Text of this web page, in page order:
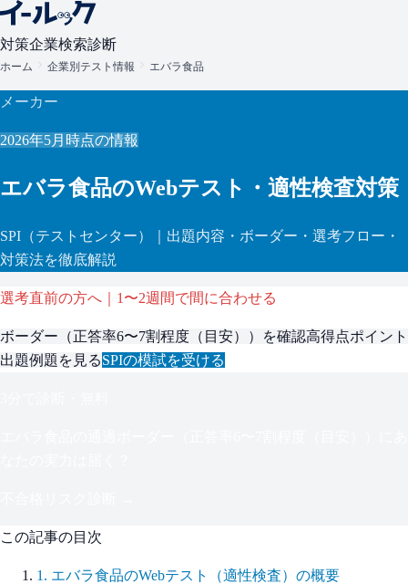
対策企業検索診断
ホーム 企業別テスト情報 エバラ食品
メーカー
2026年5月 時点の情報
エバラ食品のWebテスト・適性検査対策
SPI （テストセンター）
｜出題内容・ボーダー・選考フロー・
対策法を徹底解説
選考直前の方へ｜1〜2週間で間に合わせる
ボーダー（正答率6〜7割程度（目安） ）を確認高得点ポイント
出題例題を見るSPIの模試を受ける
この記事の目次
1 . エバラ食品のWebテスト（適性検査）の概要